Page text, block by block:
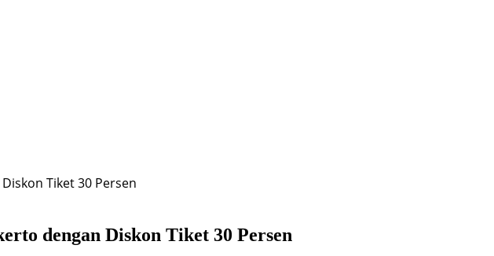
Tiket 30 Persen
dengan Diskon Tiket 30 Persen